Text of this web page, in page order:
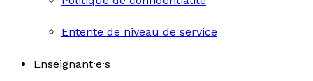
Entente de niveau de service
Enseignant·e·s